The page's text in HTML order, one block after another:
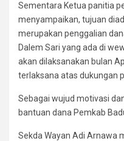
Sementara Ketua panitia
menyampaikan, tujuan
merupakan penggalian
Dalem Sari yang ada di
akan dilaksanakan bulan
terlaksana atas dukungan
Sebagai wujud motivasi
bantuan dana Pemkab
Sekda Wayan Adi Arnawa